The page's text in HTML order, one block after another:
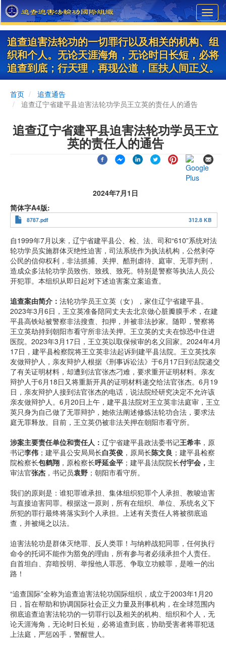
Skip
to
main
content
追查迫害法轮功的一切罪行以及相关的机构、组
织和个人。无论天涯海角，无论时日长短，必将
追查到底；行天理，再现公道，匡扶人间正义。
首页
追查通告
追查辽宁省建平县迫害法轮功学员王立英的责任人的通告
追查辽宁省建平县迫害法轮功学员王立
英的责任人的通告
2024年7月1日
简体字A4版
8787.pdf 312.8 KB
自1999年7月以来，辽宁省建平县公、检、法、司和“610”系统对法
轮功学员实施群体灭绝性迫害，司法系统作为执法机构，公然剥夺
公民的信仰权利，非法抓捕、关押、酷刑虐待、庭审、无罪判刑，
造成众多法轮功学员致伤、致残、致死。特别是警察等执法人员公
开犯罪。本组织从即日起对下述迫害案立案追查。
追查案由简介： 法轮功学员王立英（女），家住辽宁省建平县。
2023年3月6日，王立英准备陪同丈夫去北京做心脏瓣膜手术，在建
平县高铁站被警察非法搜查、扣押，并被非法抄家。随即，警察将
王立英劫持到朝阳市看守所非法关押。王立英的丈夫在惊恐中住进
医院。2023年3月17日，王立英以取保候审的名义回家。2024年4月
17日，建平县检察院将王立英非法起诉到建平县法院。王立英找亲
友做辩护人，亲友辩护人根据《刑事诉讼法》于6月17日到法院递交
了有关证明材料，却遭到法官张杰刁难，要求重开证明材料。亲友
辩护人于6月18日又将重新开具的证明材料递交给法官张杰。6月19
日，亲友辩护人接到法官张杰的电话，说法院经研究决定不允许该
亲友做辩护人。6月20日上午，建平县法院对王立英非法庭审，王立
英只身为自己做了无罪辩护，她依法阐述修炼法轮功合法，要求法
庭无罪释放。目前，王立英仍被非法关押在朝阳市看守所。
涉案主要责任单位和责任人： 辽宁省建平县政法委书记王希丰 ，原
书记李伟 ；建平县公安局局长白英俊 ，原局长陈文良 ；建平县检察
院检察长包鹤翔 ，原检察长呼延金平 ；建平县法院院长付宇会 ， 主
审法官张杰 ，书记员袁野 ；朝阳市看守所。
我们的原则是：谁犯罪谁承担、集体组织犯罪个人承担、教唆迫害
与直接迫害同罪。根据这一原则，所有在组织、单位、系统名义下
所犯的罪行最终将落实到个人承担。上述有关责任人将被彻底追
查，并被绳之以法。
迫害法轮功是群体灭绝罪、反人类罪！与纳粹战犯同罪，任何执行
命令的托词不能作为豁免的理由，所有参与者必须承担个人责任。
自首坦白、弃暗投明、举报他人罪恶、争取立功赎罪，是唯一的出
路！
“追查国际”全称为追查迫害法轮功国际组织，成立于2003年1月20
日，旨在帮助和协调国际社会正义力量及刑事机构，在全球范围内
彻底追查迫害法轮功的一切罪行以及相关的机构、组织和个人，无
论天涯海角，无论时日长短，必将追查到底，协助受害者将罪犯送
上法庭，严惩凶手，警醒世人。